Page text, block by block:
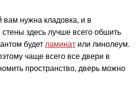
вам нужна кладовка, и в
стены здесь лучше всего обшить
будет ламинат или линолеум.
чаще всего все двери в
пространство, дверь можно